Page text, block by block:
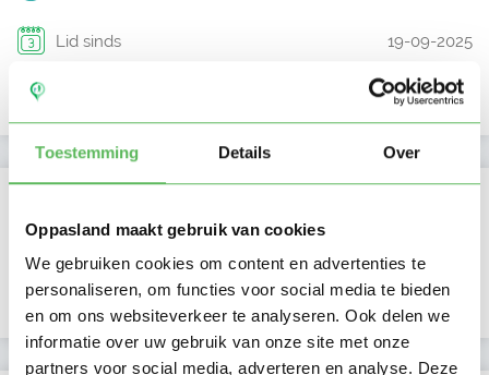
Toestemming Details Over
Oppasland maakt gebruik van cookies
We gebruiken cookies om content en advertenties te
personaliseren, om functies voor social media te bieden
en om ons websiteverkeer te analyseren. Ook delen we
informatie over uw gebruik van onze site met onze
partners voor social media, adverteren en analyse. Deze
Lid sinds 19-09-2025
19-09-2025
E-mailadres is geverifieerd
Google is gekoppeld